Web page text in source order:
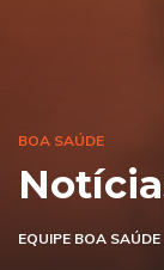
BOA SAÚDE
EQUIPE BOA SAÚDE